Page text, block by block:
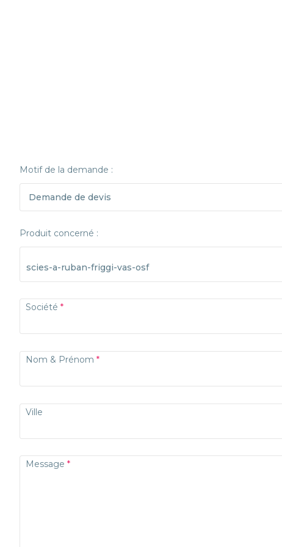
Motif de la demande :
Produit concerné :
Société
Nom & Prénom
Ville
Message